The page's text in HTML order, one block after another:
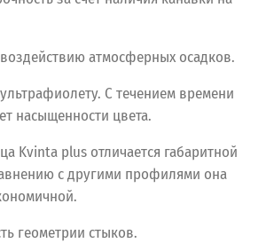
воздействию атмосферных осадков.
С течением времени
насыщенности цвета.
Kvinta plus отличается габаритной
с другими профилями она
геометрии стыков.